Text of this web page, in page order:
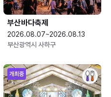
부산바다축제
2026.08.07~2026.08.13
부산광역시 사하구
개최중